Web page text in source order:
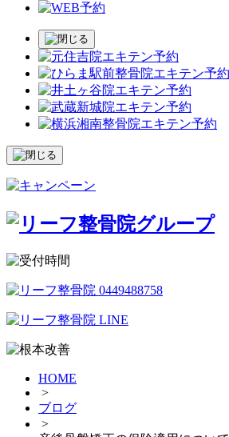
HOME
>
ブログ
>